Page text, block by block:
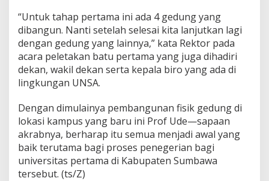
“Untuk tahap pertama ini ada 4 gedung yang
dibangun. Nanti setelah selesai kita lanjutkan lagi
dengan gedung yang lainnya,” kata Rektor pada
acara peletakan batu pertama yang juga dihadiri
dekan, wakil dekan serta kepala biro yang ada di
lingkungan UNSA.
Dengan dimulainya pembangunan fisik gedung di
lokasi kampus yang baru ini Prof Ude—sapaan
akrabnya, berharap itu semua menjadi awal yang
baik terutama bagi proses penegerian bagi
universitas pertama di Kabupaten Sumbawa
tersebut. (ts/Z)